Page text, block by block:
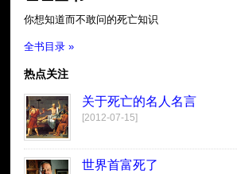
你想知道而不敢问的死亡知识
全书目录 »
热点关注
关于死亡的名人名言
[2012-07-15]
世界首富死了